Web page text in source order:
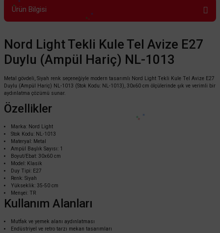
Ürün Bilgisi
Nord Light Tekli Kule Tel Avize E27
Duylu (Ampül Hariç) NL-1013
Metal gövdeli, Siyah renk seçeneğiyle modern tasarımlı Nord Light Tekli Kule Tel Avize E27
Duylu (Ampül Hariç) NL-1013 (Stok Kodu: NL-1013), 30x60 cm ölçülerinde şık ve verimli bir
aydınlatma çözümü sunar.
Özellikler
Marka: Nord Light
Stok Kodu: NL-1013
Materyal: Metal
Ampül Başlık Sayısı: 1
Boyut/Ebat: 30x60 cm
Model: Klasik
Duy Tipi: E27
Renk: Siyah
Yükseklik: 35-50 cm
Menşei: TR
Kullanım Alanları
Mutfak ve yemek alanı aydınlatması
Endüstriyel ve retro tarzı mekan tasarımları